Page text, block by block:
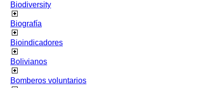
Biodiversity
Biografía
Bioindicadores
Bolivianos
Bomberos voluntarios